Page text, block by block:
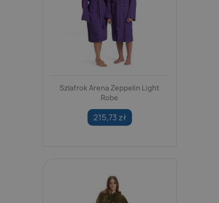
Szlafrok Arena Zeppelin Light
Robe
215,73 zł